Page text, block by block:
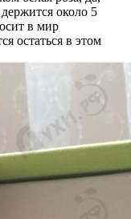
около 5
в мир
остаться в этом